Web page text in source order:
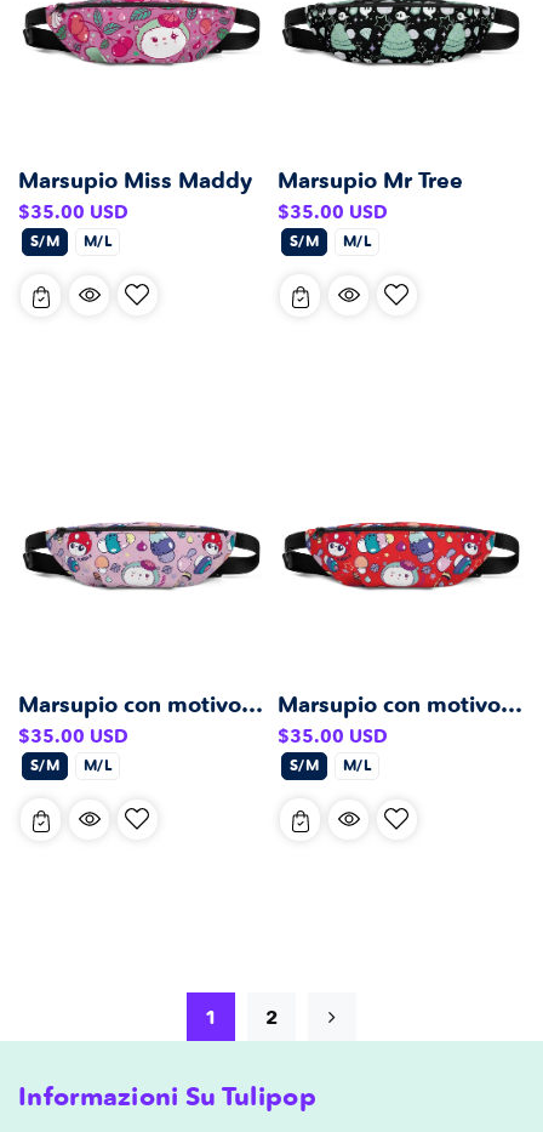
Marsupio Miss Maddy
Prezzo
di
listino
$35.00 USD
S/M M/L
Marsupio Mr Tree
Prezzo
di
listino
$35.00 USD
S/M M/L
Marsupio con motivo rosa
Prezzo
di
listino
$35.00 USD
S/M M/L
Marsupio con motivo rosso
Prezzo
di
listino
$35.00 USD
S/M M/L
1 2
Informazioni Su Tulipop